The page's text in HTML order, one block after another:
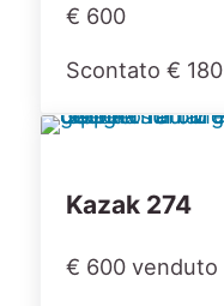
€ 600
Scontato € 180
Kazak 274
€ 600 venduto